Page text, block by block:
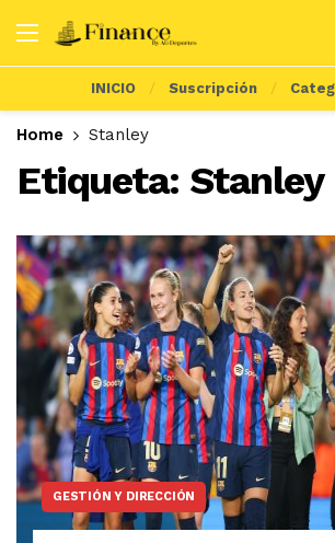
INICIO Suscripción
Home Stanley
Etiqueta: Stanley
GESTIÓN Y DIRECCIÓN